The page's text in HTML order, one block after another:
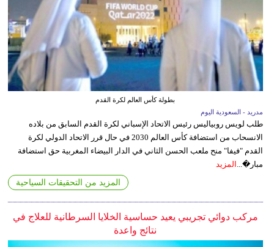
بطولة كأس العالم لكرة القدم
مدريد - السعودية اليوم
طلب لويس روبياليس رئيس الاتحاد الإسباني لكرة القدم السابق من بلاده
الانسحاب من استضافة كأس العالم 2030 في حال قرر الاتحاد الدولي لكرة
القدم "فيفا" منح ملعب الحسن الثاني في الدار البيضاء المغربية حق استضافة
مبار�...
المزيد
المزيد من التحقيقات السياحية
مركب دوائي تجريبي يعيد حساسية الخلايا السرطانية للعلاج في
نتائج واعدة